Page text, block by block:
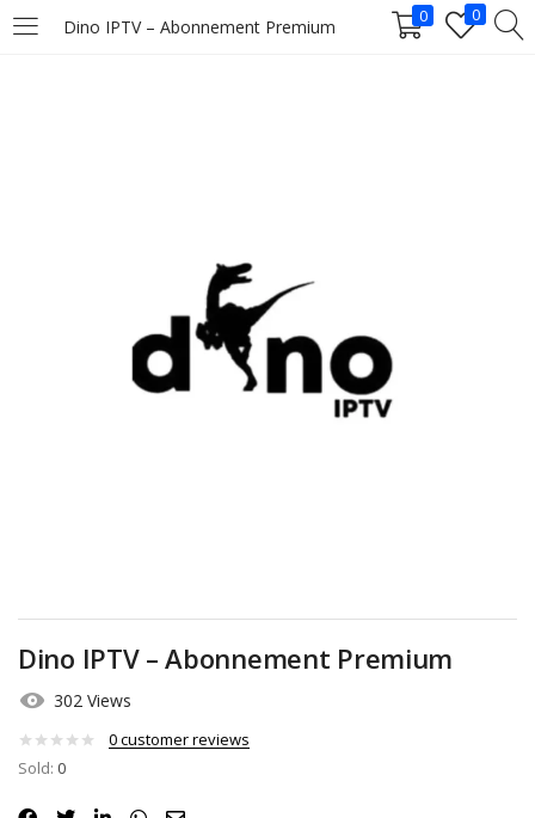
Dino IPTV – Abonnement Premium 0 0
LOGIN
Remember me
Login
Dino IPTV – Abonnement Premium
302 Views
0customer reviews
Sold: 0